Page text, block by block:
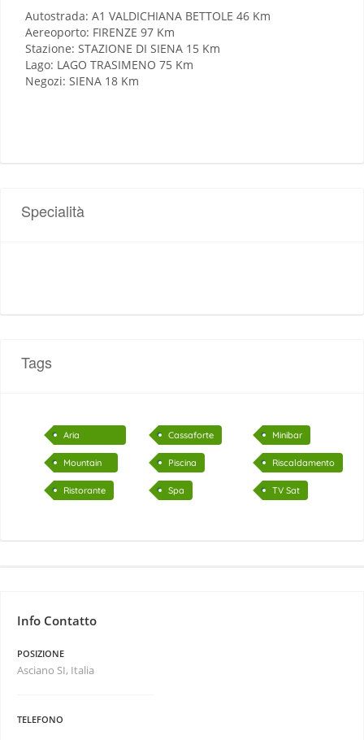
Autostrada: A1 VALDICHIANA BETTOLE 46 Km
Aereoporto: FIRENZE 97 Km
Stazione: STAZIONE DI SIENA 15 Km
Lago: LAGO TRASIMENO 75 Km
Negozi: SIENA 18 Km
Specialità
Tags
Aria
Condizionata
Cassaforte Minibar
Mountain
Bike
Piscina Riscaldamento
Ristorante Spa TV Sat
Info Contatto
POSIZIONE
Asciano SI, Italia
TELEFONO